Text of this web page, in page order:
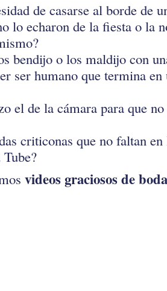
de casarse al borde de
lo echaron de la fiesta o la
bendijo o los maldijo con
ser humano que termina
el de la cámara para que
criticonas que no faltan en
videos graciosos de